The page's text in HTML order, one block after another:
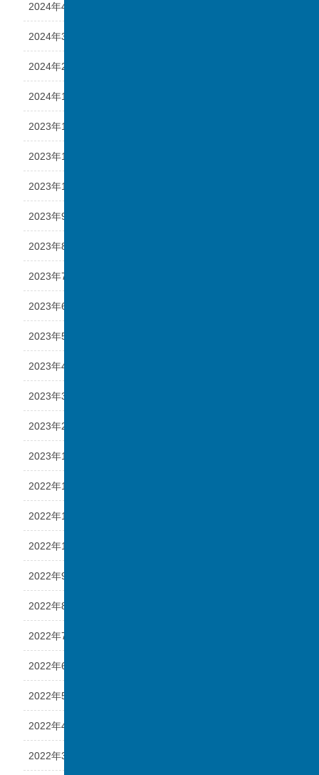
2024年4月
2024年3月
2024年2月
2024年1月
2023年12月
2023年11月
2023年10月
2023年9月
2023年8月
2023年7月
2023年6月
2023年5月
2023年4月
2023年3月
2023年2月
2023年1月
2022年12月
2022年11月
2022年10月
2022年9月
2022年8月
2022年7月
2022年6月
2022年5月
2022年4月
2022年3月